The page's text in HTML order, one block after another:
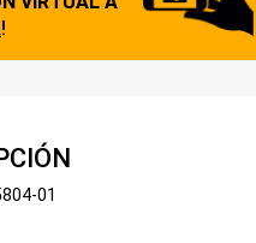
!
01